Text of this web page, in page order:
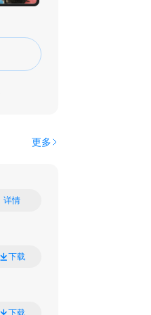
更多
详情
下载
下载